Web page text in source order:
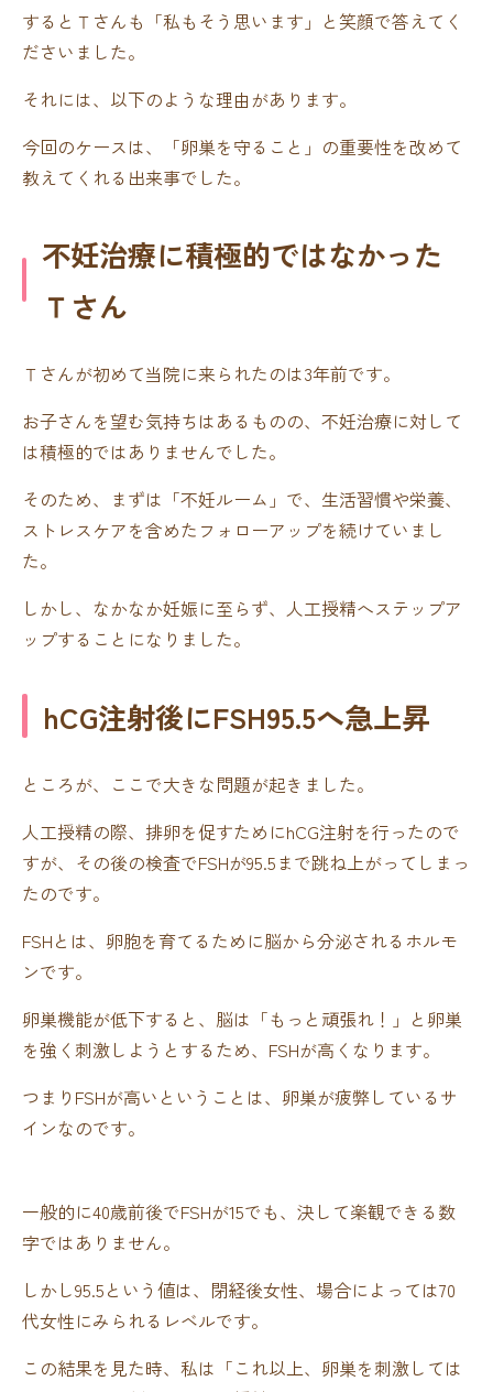
するとＴさんも「私もそう思います」と笑顔で答えてく
ださいました。
それには、以下のような理由があります。
今回のケースは、「卵巣を守ること」の重要性を改めて
教えてくれる出来事でした。
不妊治療に積極的ではなかった
Ｔさん
Ｔさんが初めて当院に来られたのは3年前です。
お子さんを望む気持ちはあるものの、不妊治療に対して
は積極的ではありませんでした。
そのため、まずは「不妊ルーム」で、生活習慣や栄養、
ストレスケアを含めたフォローアップを続けていまし
た。
しかし、なかなか妊娠に至らず、人工授精へステップア
ップすることになりました。
hCG注射後にFSH95.5へ急上昇
ところが、ここで大きな問題が起きました。
人工授精の際、排卵を促すためにhCG注射を行ったので
すが、その後の検査でFSHが95.5まで跳ね上がってしまっ
たのです。
FSHとは、卵胞を育てるために脳から分泌されるホルモ
ンです。
卵巣機能が低下すると、脳は「もっと頑張れ！」と卵巣
を強く刺激しようとするため、FSHが高くなります。
つまりFSHが高いということは、卵巣が疲弊しているサ
インなのです。
一般的に40歳前後でFSHが15でも、決して楽観できる数
字ではありません。
しかし95.5という値は、閉経後女性、場合によっては70
代女性にみられるレベルです。
この結果を見た時、私は「これ以上、卵巣を刺激しては